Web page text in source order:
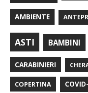
AMBIENTE
ASTI BAMBINI
CARABINIERI
COPERTINA